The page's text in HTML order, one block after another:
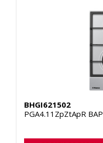
BHGI621502
PGA4.11ZpZtApR